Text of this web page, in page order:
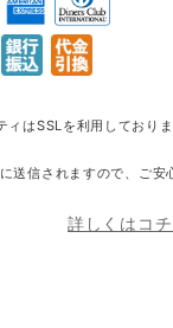
ィはSSLを利用しておりま
送信されますので、ご安
詳しくはコチ